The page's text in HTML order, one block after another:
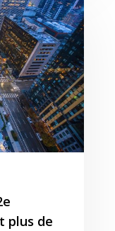
plus de